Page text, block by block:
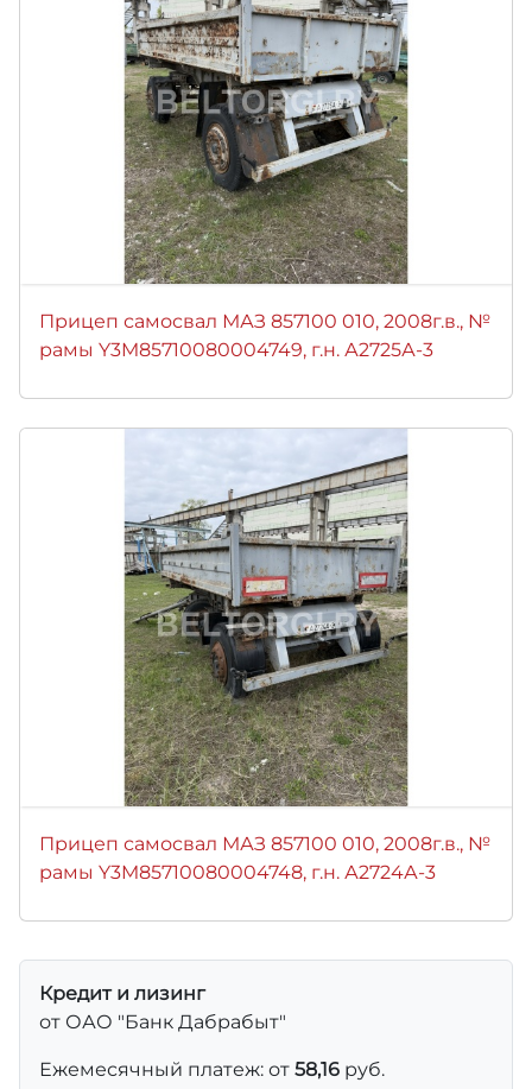
Прицеп самосвал МАЗ 857100 010, 2008г.в., №
рамы Y3M85710080004749, г.н. А2725А-3
Прицеп самосвал МАЗ 857100 010, 2008г.в., №
рамы Y3M85710080004748, г.н. А2724А-3
Кредит и лизинг
от ОАО "Банк Дабрабыт"
Ежемесячный платеж: от 58,16 руб.